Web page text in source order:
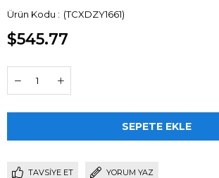
(TCXDZY1661)
$545.77
TAVSIYE ET YORUM YAZ